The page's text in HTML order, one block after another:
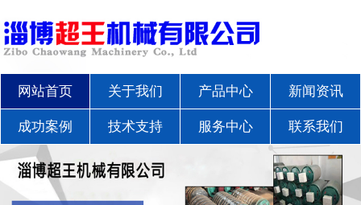
网站首页 关于我们 产品中心 新闻资讯
成功案例 技术支持 服务中心 联系我们